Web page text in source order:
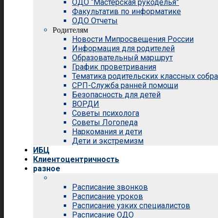
ОДО “Мастерская рукоделья”
Факультатив по информатике
ОДО Отчеты
Родителям
Новости Мипросвещения России
Информация для родителей
Образовательный маршрут
График проветривания
Тематика родительских классных
СРП-Служба ранней помощи
Безопасность для детей
ВОРДИ
Советы психолога
Советы Логопеда
Наркомания и дети
Дети и экстремизм
ИБЦ
Клиентоцентричность
разное
Расписание звонков
Расписание уроков
Расписание узких специалистов
Расписание ОДО